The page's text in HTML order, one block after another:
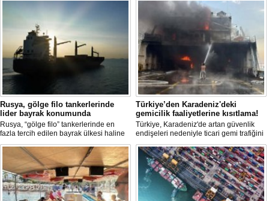
Rusya, gölge filo tankerlerinde
lider bayrak konumunda
Rusya, “gölge filo” tankerlerinde en
fazla tercih edilen bayrak ülkesi haline
geldi. Yaptırım baskısının artmasıyla
birlikte çok sayıda tanker Rus bayrağına
geçerken, bu durum küresel denizcilik
yaptırımlarının uygulanması açısından
yeni bir tablo ortaya koyuyor.
Türkiye’den Karadeniz'deki
gemicilik faaliyetlerine kısıtlama!
Türkiye, Karadeniz'de artan güvenlik
endişeleri nedeniyle ticari gemi trafiğini
kısıtlamaya başladı. Bu durum,
bölgedeki gıda güvenliğini tehdit ediyor.